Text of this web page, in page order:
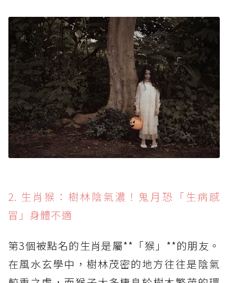
2. 生肖猴：樹林陰氣濃！鬼月恐「生病感
冒」身體不適
第3個被點名的生肖是屬**「猴」**的朋友。
在風水玄學中，樹林茂密的地方往往是陰氣